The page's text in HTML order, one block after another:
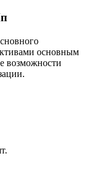
основным
возможности